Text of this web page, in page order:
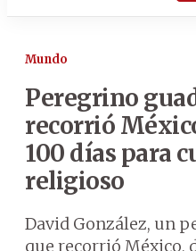
Mundo
Peregrino
recorrió
100 días para
religioso
David González, un
que recorrió México,